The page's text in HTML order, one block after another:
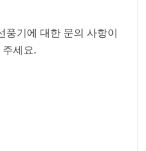
풍기에 대한 문의 사항이
세요.